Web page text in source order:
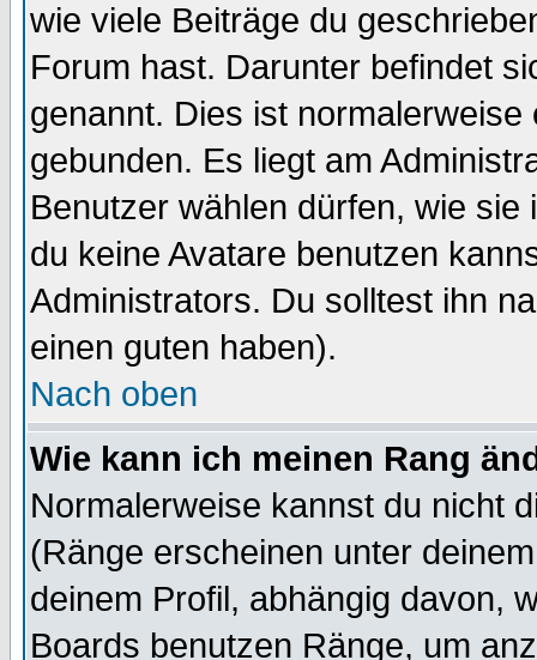
wie viele Beiträge du
Forum hast. Darunter befindet
genannt. Dies ist
gebunden. Es liegt am
Benutzer wählen dürfen, wie
du keine Avatare benutzen
Administrators. Du solltest ihn
einen guten haben).
Nach oben
Wie kann ich meinen Rang
Normalerweise kannst du nicht
(Ränge erscheinen unter
deinem Profil, abhängig davon,
Boards benutzen Ränge, um